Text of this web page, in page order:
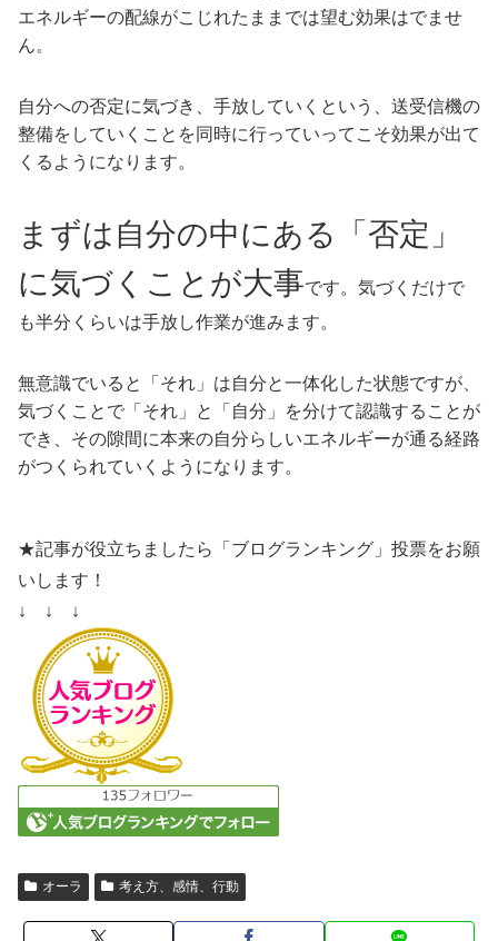
エネルギーの配線がこじれたままでは望む効果はでませ
ん。
自分への否定に気づき、手放していくという、送受信機の
整備をしていくことを同時に行っていってこそ効果が出て
くるようになります。
まずは自分の中にある「否定」
に気づくことが大事です。気づくだけで
も半分くらいは手放し作業が進みます。
無意識でいると「それ」は自分と一体化した状態ですが、
気づくことで「それ」と「自分」を分けて認識することが
でき、その隙間に本来の自分らしいエネルギーが通る経路
がつくられていくようになります。
★記事が役立ちましたら「ブログランキング」投票をお願
いします！
↓ ↓ ↓
オーラ 考え方、感情、行動